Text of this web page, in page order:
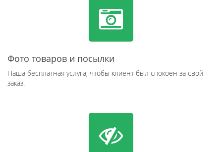
Фото товаров и посылки
Наша бесплатная услуга, чтобы клиент был спокоен за свой
заказ.